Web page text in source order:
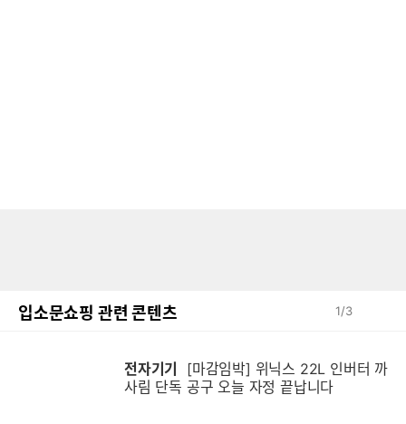
입소문쇼핑 관련 콘텐츠 1/3
전자기기
사림 단독 공구 오늘 자정 끝납니다